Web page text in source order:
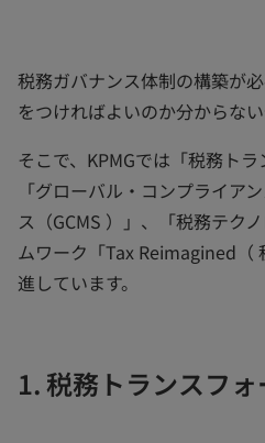
税務ガバナンス体制の構築が
をつければよいのか分からな
そこで、KPMGでは「税務トラ
「グローバル・コンプライア
ス（GCMS ）」、「税務テク
ムワーク「Tax Reimagined（
進しています。
1. 税務トランスフ